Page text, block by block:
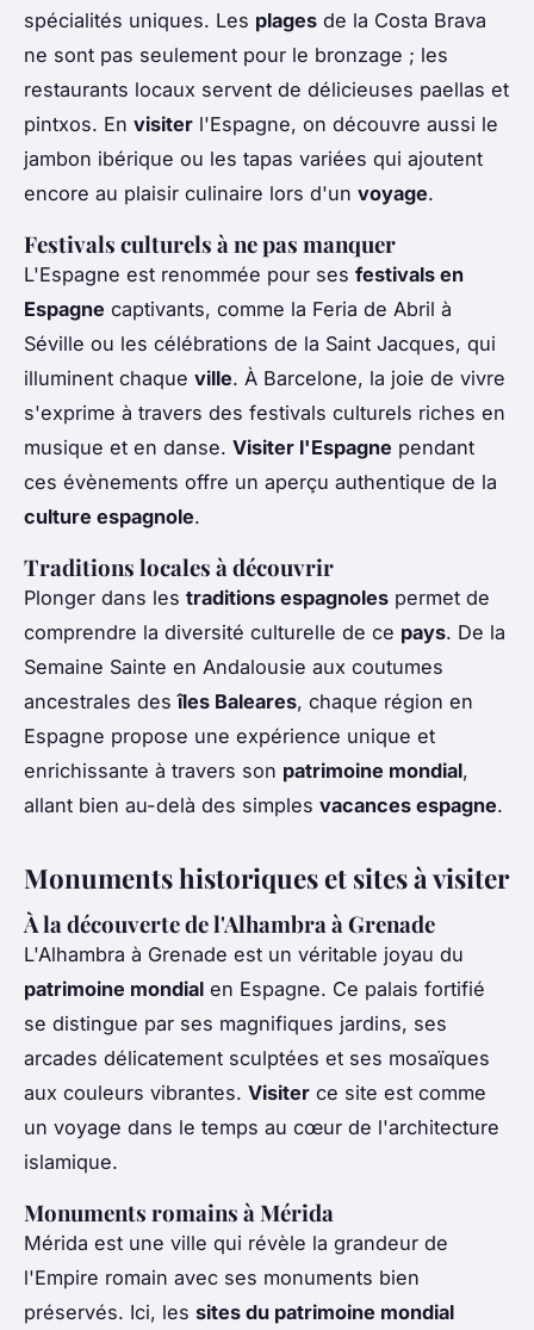
spécialités uniques. Les plages de la Costa Brava
ne sont pas seulement pour le bronzage ; les
restaurants locaux servent de délicieuses paellas et
pintxos. En visiter l'Espagne, on découvre aussi le
jambon ibérique ou les tapas variées qui ajoutent
encore au plaisir culinaire lors d'un voyage.
Festivals culturels à ne pas manquer
L'Espagne est renommée pour ses festivals en
Espagne captivants, comme la Feria de Abril à
Séville ou les célébrations de la Saint Jacques, qui
illuminent chaque ville. À Barcelone, la joie de vivre
s'exprime à travers des festivals culturels riches en
musique et en danse. Visiter l'Espagne pendant
ces évènements offre un aperçu authentique de la
culture espagnole.
Traditions locales à découvrir
Plonger dans les traditions espagnoles permet de
comprendre la diversité culturelle de ce pays. De la
Semaine Sainte en Andalousie aux coutumes
ancestrales desîles Baleares, chaque région en
Espagne propose une expérience unique et
enrichissante à travers son patrimoine mondial,
allant bien au-delà des simples vacances espagne.
Monuments historiques et sites à visiter
À la découverte de l'Alhambra à Grenade
L'Alhambra à Grenade est un véritable joyau du
patrimoine mondial en Espagne. Ce palais fortifié
se distingue par ses magnifiques jardins, ses
arcades délicatement sculptées et ses mosaïques
aux couleurs vibrantes. Visiter ce site est comme
un voyage dans le temps au cœur de l'architecture
islamique.
Monuments romains à Mérida
Mérida est une ville qui révèle la grandeur de
l'Empire romain avec ses monuments bien
préservés. Ici, les sites du patrimoine mondial